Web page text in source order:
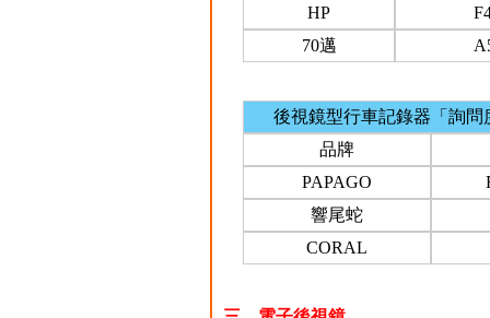
HP
70邁
後視鏡型行車記錄器「詢問
品牌
PAPAGO
響尾蛇
CORAL